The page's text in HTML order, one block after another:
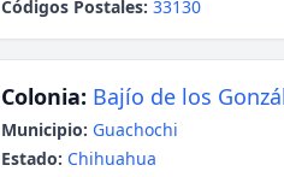
Códigos Postales: 33130
Colonia: Bajío de los
Municipio: Guachochi
Estado: Chihuahua